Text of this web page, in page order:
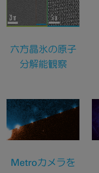
六方晶氷の原子
分解能観察
Metroカメラを